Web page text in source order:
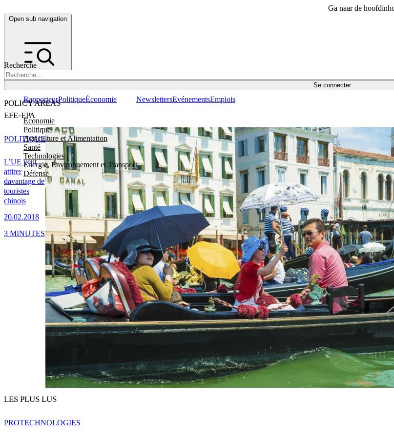
Ga naar de
Open sub navigation
Recherche
Se connecter
POLICY AREAS
Economie
Politique
Agriculture et Alimentation
Santé
Technologies
Energie, Environnement et Transport
Défense
RapporteurPolitiqueÉconomie NewslettersEvénementsEmplois
EFE-EPA
L’UE veut
attirer
davantage de
touristes
chinois
20.02.2018
POLITIQUE
3 MINUTES
LES PLUS LUS
PROTECHNOLOGIES